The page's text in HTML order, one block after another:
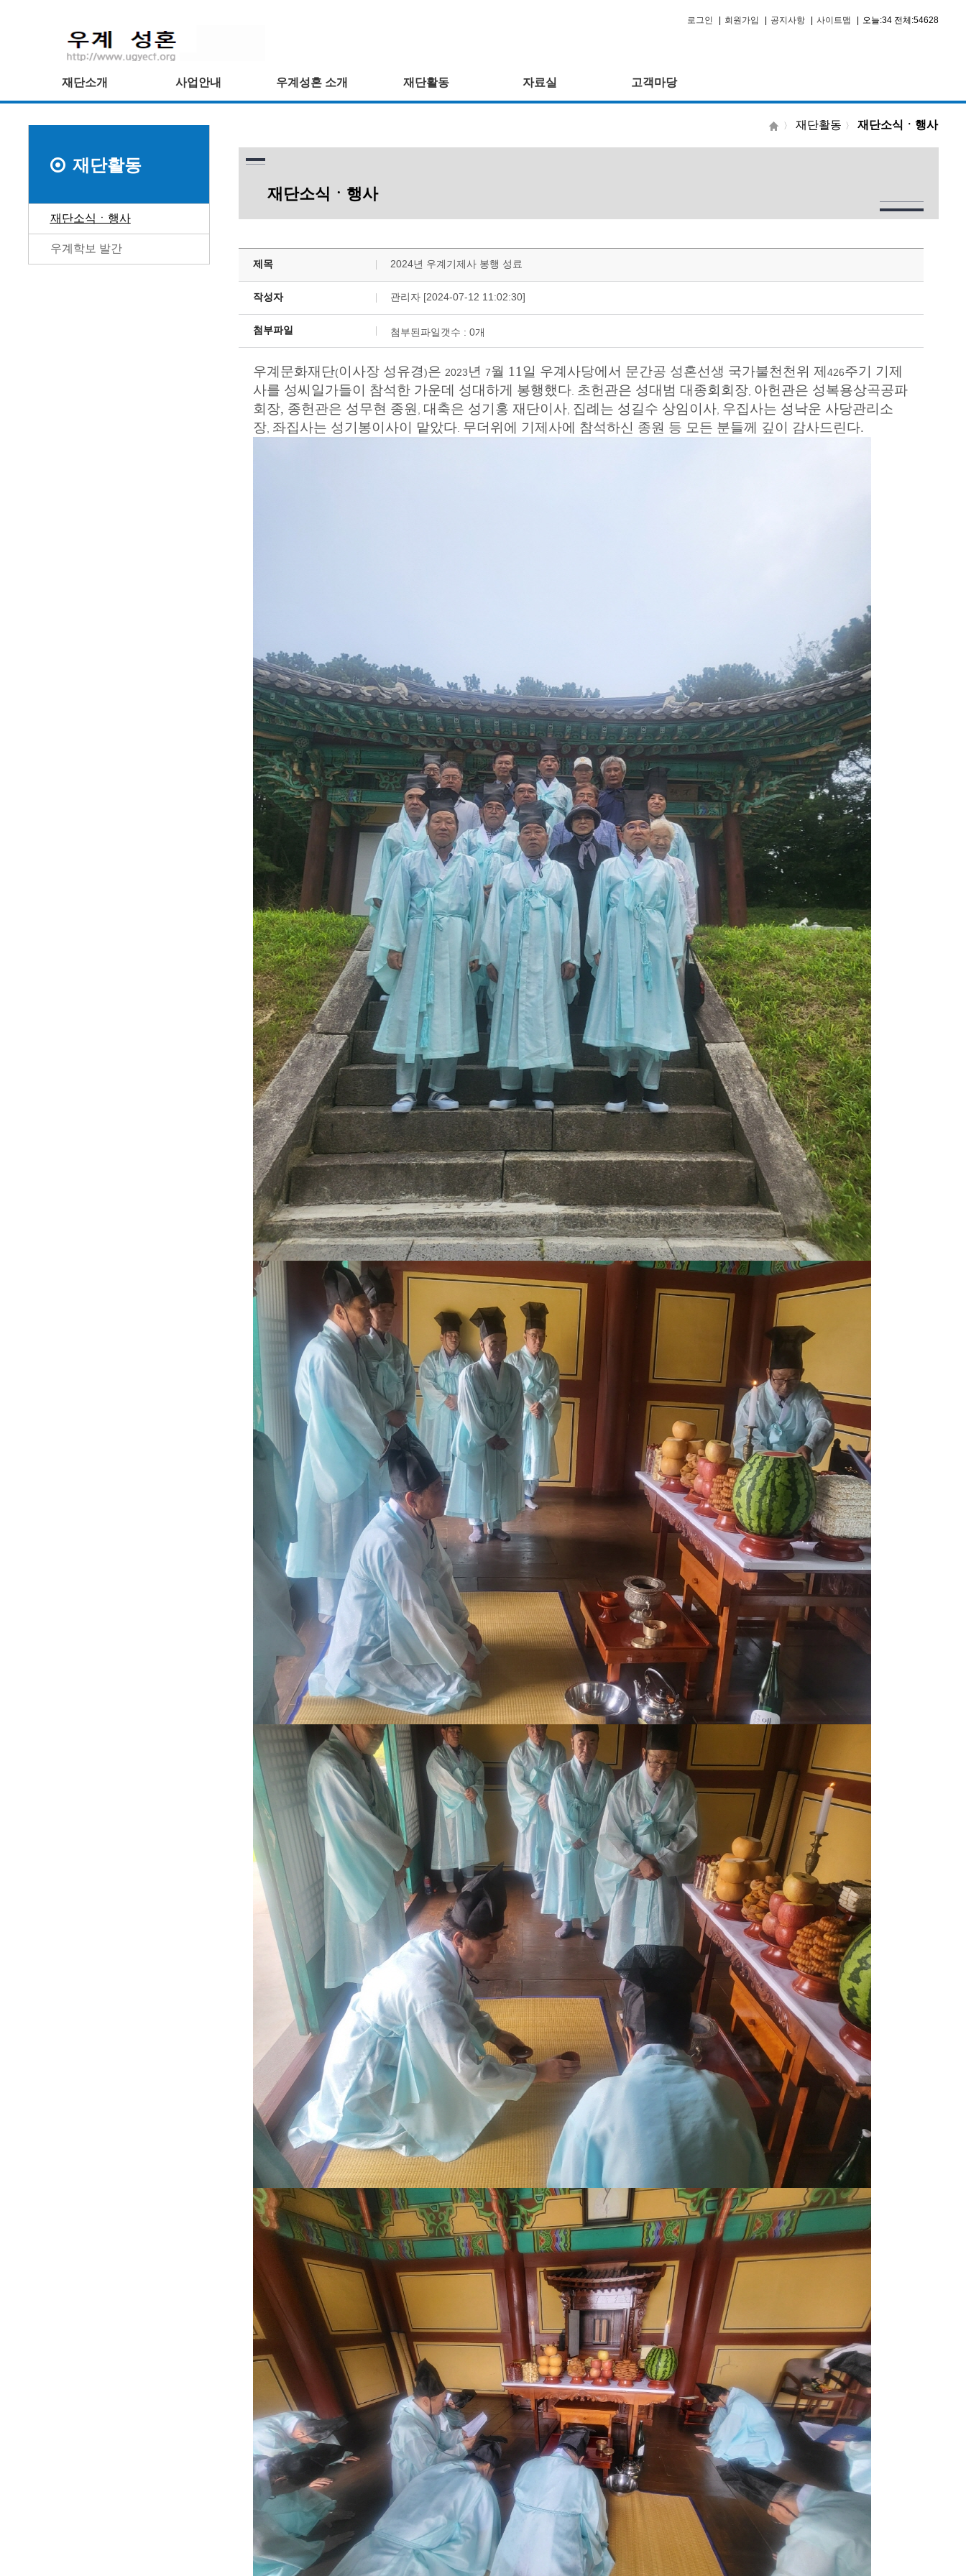
로그인 회원가입 공지사항 사이트맵 오늘:34 전체:54628
재단소개 사업안내 우계성혼 소개 재단활동 자료실 고객마당
재단활동
재단소식ㆍ행사
우계학보 발간
〉 재단활동 〉 재단소식ㆍ행사
재단소식ㆍ행사
제목 2024년 우계기제사 봉행 성료
작성자 관리자 [2024-07-12 11:02:30]
첨부파일 첨부된파일갯수 : 0개
우계문화재단(이사장 성유경)은 2023년 7월 11 일 우계사당에서 문간공 성혼선생 국가불천천위 제 426주기 기제
사를 성씨일가들이 참석한 가운데 성대하게 봉행했다. 초헌관은 성대범 대종회회장, 아헌관은 성복용상곡공파
회장, 종헌관은 성무현 종원 대축은 성기홍 재단이사, 집례는 성길수 상임이사, 우집사는 성낙운 사당관리소
장, 좌집사는 성기봉이사이 맡았다. 무더위에 기제사에 참석하신 종원 등 모든 분들께 깊이 감사드린다.